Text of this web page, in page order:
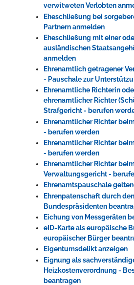
verwitweten Verlobten
Eheschließung bei
Partnern anmelden
Eheschließung mit einer
ausländischen
anmelden
Ehrenamtlich getragener
- Pauschale zur
Ehrenamtliche Richterin
ehrenamtlicher Richter
Strafgericht - berufen
Ehrenamtlicher Richter
- berufen werden
Ehrenamtlicher Richter
- berufen werden
Ehrenamtlicher Richter
Verwaltungsgericht -
Ehrenamtspauschale
Ehrenpatenschaft durch den
Bundespräsidenten
Eichung von Messgeräten
eID-Karte als europäische
europäischer Bürger
Eigentumsdelikt anzeigen
Eignung als
Heizkostenverordnung -
beantragen